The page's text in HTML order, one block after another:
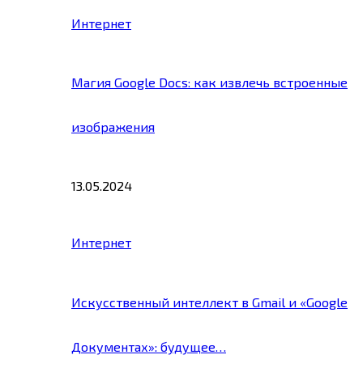
Интернет
Магия Google Docs: как извлечь встроенные
изображения
13.05.2024
Интернет
Искусственный интеллект в Gmail и «Google
Документах»: будущее…